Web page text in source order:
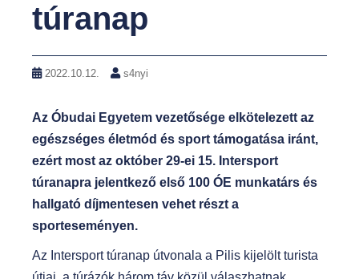
túranap
2022.10.12. s4nyi
Az Óbudai Egyetem vezetősége elkötelezett az
egészséges életmód és sport támogatása iránt,
ezért most az október 29-ei 15. Intersport
túranapra jelentkező első 100 ÓE munkatárs és
hallgató díjmentesen vehet részt a
sporteseményen.
Az Intersport túranap útvonala a Pilis kijelölt turista